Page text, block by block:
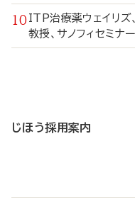
ITP治療薬ウェイリ
教授、サノフィセミナ
じほう採用案内